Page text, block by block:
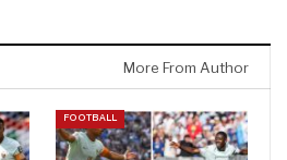
More From Author
FOOTBALL